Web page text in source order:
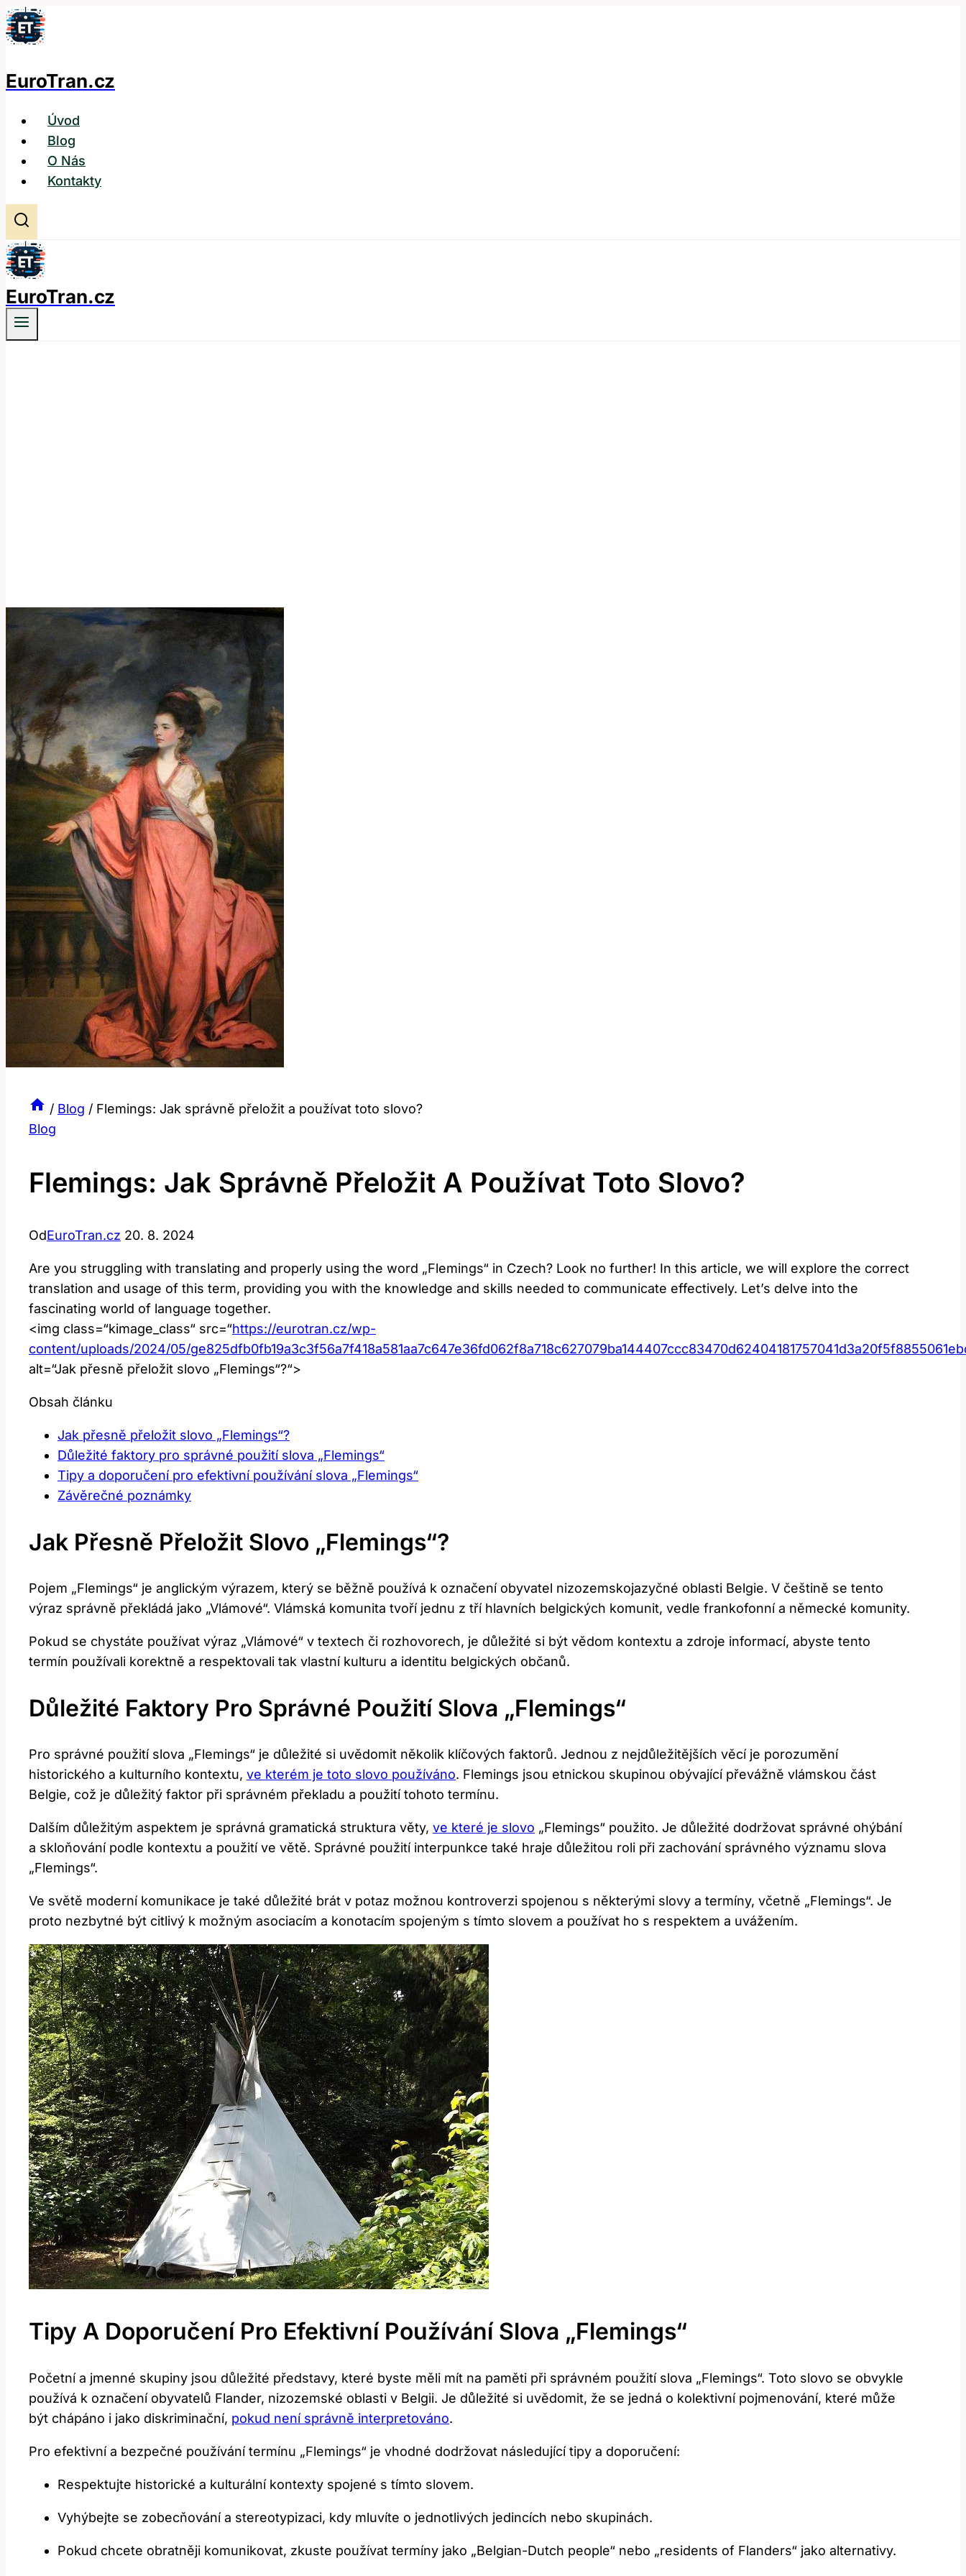
Přeskočit
na
EuroTran.cz
Úvod
Blog
O Nás
Kontakty
EuroTran.cz
/ Blog / Flemings: Jak správně přeložit a používat toto slovo?
Blog
Flemings: Jak Správně Přeložit A Používat Toto Slovo?
OdEuroTran.cz 20. 8. 2024
Are you struggling with translating‍ and ⁤properly using the word „Flemings“ ⁣in Czech? Look no further! ​In this article, we⁤ will explore the correct
translation ‍and usage ⁢of this term, providing you with the knowledge and‍ skills needed to communicate​ effectively. Let’s delve⁣ into the
fascinating world of language together.
<img class=“kimage_class“ src=“https://eurotran.cz/wp-
content/uploads/2024/05/
alt=“Jak přesně přeložit slovo „Flemings“?“>
Obsah článku
Jak přesně přeložit slovo „Flemings“?
Důležité faktory pro správné použití slova „Flemings“
Tipy a doporučení pro ⁢efektivní používání slova „Flemings“
Závěrečné poznámky
Jak Přesně Přeložit Slovo „Flemings“?
Pojem „Flemings“ je anglickým výrazem, který se běžně používá k ⁢označení obyvatel nizozemskojazyčné oblasti​ Belgie. V češtině se⁤ tento
výraz správně překládá jako „Vlámové“. Vlámská komunita tvoří jednu z tří hlavních belgických komunit, vedle frankofonní a německé ​komunity.
Pokud se⁢ chystáte používat výraz „Vlámové“ v textech či rozhovorech, je důležité si být vědom kontextu a ​zdroje informací, ⁤abyste ⁣tento
termín používali korektně a respektovali tak vlastní kulturu a ​identitu​ belgických občanů.
Důležité Faktory Pro Správné Použití Slova „Flemings“
Pro správné‌ použití slova „Flemings“ je důležité si uvědomit několik ‌klíčových faktorů. Jednou ‍z nejdůležitějších věcí je porozumění
⁣historického a⁣ kulturního ‌kontextu, ve kterém je toto slovo používáno. Flemings jsou etnickou ⁢skupinou obývající převážně vlámskou část
Belgie, což je důležitý faktor při správném‌ překladu a použití ⁣tohoto termínu.
Dalším důležitým‍ aspektem je správná gramatická struktura věty, ve které je slovo „Flemings“ použito.⁤ Je důležité dodržovat správné ohýbání
a skloňování podle kontextu a použití ve větě. Správné použití interpunkce ⁢také hraje důležitou ‍roli při‍ zachování správného významu slova
„Flemings“.
Ve světě moderní komunikace je také důležité brát v potaz možnou kontroverzi spojenou s některými slovy a termíny, včetně⁤ „Flemings“. Je
proto nezbytné být citlivý k možným asociacím a konotacím spojeným s tímto slovem a používat ho s respektem a ‌uvážením.
Tipy A Doporučení Pro ⁢efektivní Používání Slova „Flemings“
Početní a jmenné skupiny jsou důležité představy, ​které byste měli mít na paměti při správném použití slova „Flemings“. Toto slovo se obvykle
používá k označení obyvatelů Flander, nizozemské ‌oblasti v Belgii. Je​ důležité ⁣si uvědomit, že se jedná o​ kolektivní pojmenování, které⁢ může
být ‌chápáno⁤ i jako diskriminační, pokud není správně interpretováno.
Pro⁣ efektivní a bezpečné používání termínu „Flemings“ je vhodné dodržovat následující tipy a doporučení:
Respektujte historické a⁣ kulturální kontexty spojené⁣ s tímto slovem.
Vyhýbejte se zobecňování ⁤a stereotypizaci, kdy mluvíte o jednotlivých jedincích nebo skupinách.
Pokud chcete ​obratněji komunikovat, ⁢zkuste používat termíny jako „Belgian-Dutch people“ nebo „residents of Flanders“⁤ jako alternativy.